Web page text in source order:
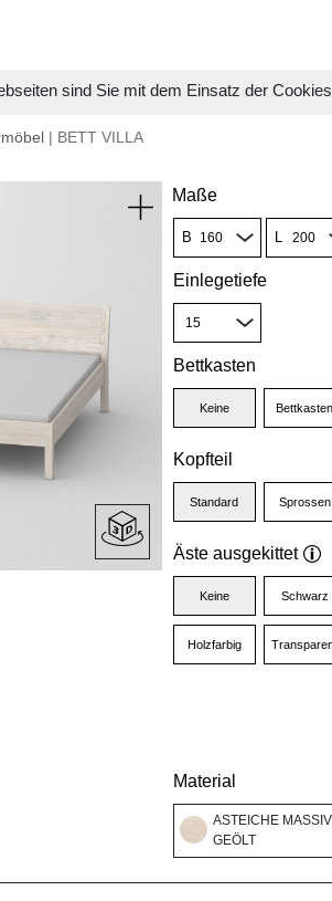
sind Sie mit dem Einsatz der
| BETT VILLA
Maße
B L
Einlegetiefe
Bettkasten
Keine
Kopfteil
Standard Sprossen
Äste ausgekittet
Keine Schwarz
Holzfarbig
Material
ASTEICHE
GEÖLT